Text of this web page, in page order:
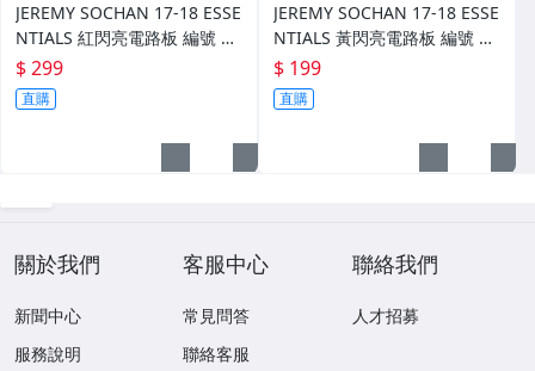
JEREMY SOCHAN 17-18 ESSE
NTIALS 紅閃亮電路板 編號 11
6 前後圖
$ 299
直購
JEREMY SOCHAN 17-18 ESSE
NTIALS 黃閃亮電路板 編號 11
6 前後圖
$ 199
直購
關於我們
新聞中心
服務說明
客服中心
常見問答
聯絡客服
聯絡我們
人才招募